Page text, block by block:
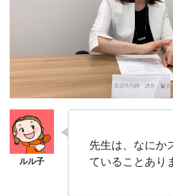
先生は、なにか
ていることあり